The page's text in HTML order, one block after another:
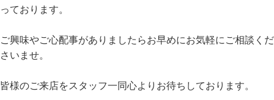
っております。
ご興味やご心配事がありましたらお早めにお気軽にご相談くだ
さいませ。
皆様のご来店をスタッフ一同心よりお待ちしております。